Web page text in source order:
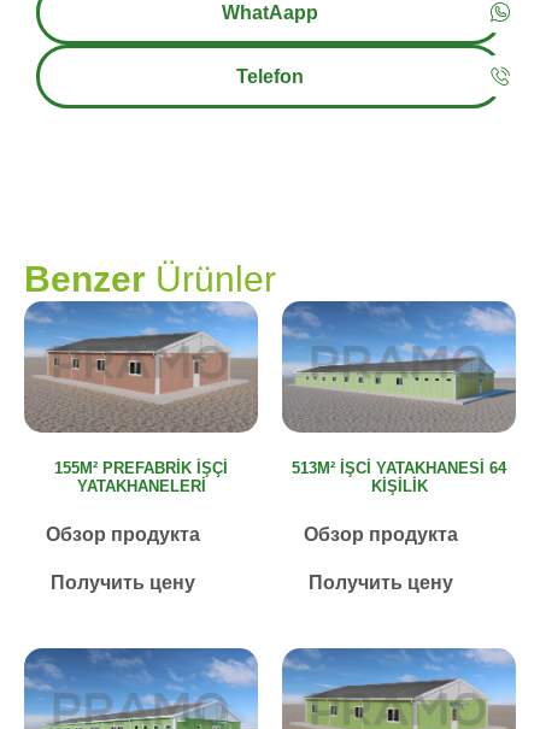
WhatAapp
Telefon
PRAMO
Benzer Ürünler
155M² PREFABRIK İŞÇI
YATAKHANELERI
Обзор продукта
Получить цену
513M² İŞCI YATAKHANESI 64
KIŞILIK
Обзор продукта
Получить цену